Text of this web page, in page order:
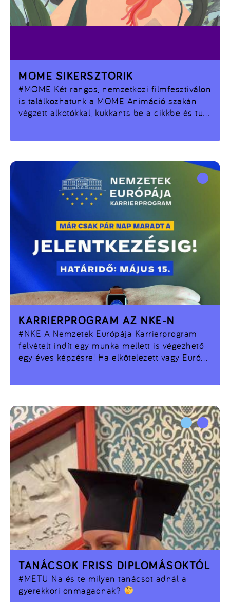
#MOME Két rangos, nemzetközi filmfesztiválon
is találkozhatunk a MOME Animáció szakán
végzett alkotókkal, kukkants be a cikkbe és tudj
MOME SIKERSZTORIK
#NKE A Nemzetek Európája Karrierprogram
felvételt indít egy munka mellett is végezhető
egy éves képzésre! Ha elkötelezett vagy Európa
KARRIERPROGRAM AZ NKE-N
#METU Na és te milyen tanácsot adnál a
gyerekkori önmagadnak?
TANÁCSOK FRISS DIPLOMÁSOKTÓL